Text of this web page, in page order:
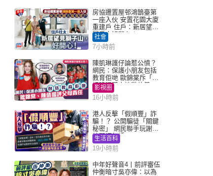
房協遷置屋邨鴻鵠臺第
一座入伙 安置花園大廈
重建戶 住戶：新居望見
獅子山好開心！
社會
7小時前
陳凱琳護仔論惹公憤？
網民：保護小朋友包括
教育佢哋 歐錦棠斥「養
細路唔同走地雞放養」
影視圈
16小時前
港人反擊「假順豐」詐
騙！？ 公開騙徒「關鍵
秘密」 網民聯手玩謝：
練習緬甸語
生活百科
19小時前
中年好聲音4丨前評審伍
仲衡暗寸吳亦偉：以為